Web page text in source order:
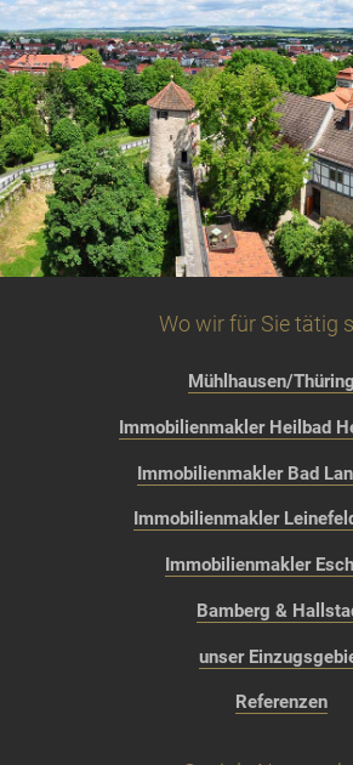
Wo wir für Sie tätig
Mühlhausen/
Immobilienmakler Heilbad
Immobilienmakler Bad
Immobilienmakler
Immobilienmakler
Bamberg &
unser
Referenzen